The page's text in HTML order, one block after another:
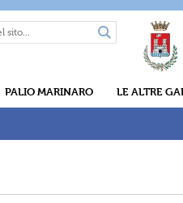
PALIO MARINARO LE ALTRE